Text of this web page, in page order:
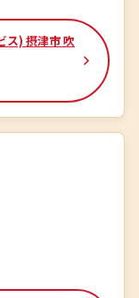
ス) 摂津市 吹